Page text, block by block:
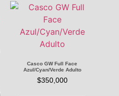
Casco GW Full Face
Azul/Cyan/Verde Adulto
$350,000